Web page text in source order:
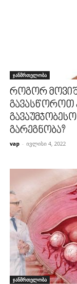
ჯანმრთელობა
როგორ
გავასწოროთ
გარეგნობა?
vap - ივლისი 4, 2022
ჯანმრთელობა